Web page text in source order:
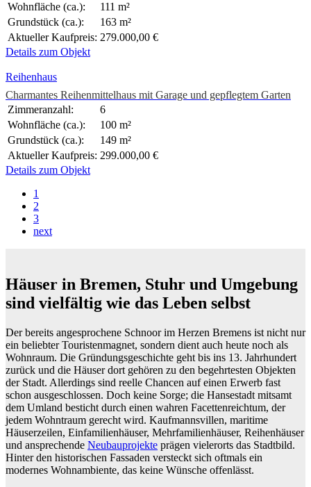
Wohnfläche (ca.):
111 m²
Grundstück (ca.):
163 m²
Aktueller Kaufpreis: 279.000,00 €
Details zum Objekt
Reihenhaus
Charmantes Reihenmittelhaus mit Garage und gepflegtem Garten
Zimmeranzahl:
6
Wohnfläche (ca.):
100 m²
Grundstück (ca.):
149 m²
Aktueller Kaufpreis: 299.000,00 €
Details zum Objekt
1
2
3
next
Häuser in Bremen, Stuhr und Umgebung
sind vielfältig wie das Leben selbst
Der bereits angesprochene Schnoor im Herzen Bremens ist nicht nur
ein beliebter Touristenmagnet, sondern dient auch heute noch als
Wohnraum. Die Gründungsgeschichte geht bis ins 13. Jahrhundert
zurück und die Häuser dort gehören zu den begehrtesten Objekten
der Stadt. Allerdings sind reelle Chancen auf einen Erwerb fast
schon ausgeschlossen. Doch keine Sorge; die Hansestadt mitsamt
dem Umland besticht durch einen wahren Facettenreichtum, der
jedem Wohntraum gerecht wird. Kaufmannsvillen, maritime
Häuserzeilen, Einfamilienhäuser, Mehrfamilienhäuser, Reihenhäuser
und ansprechende Neubauprojekte prägen vielerorts das Stadtbild.
Hinter den historischen Fassaden versteckt sich oftmals ein
modernes Wohnambiente, das keine Wünsche offenlässt.